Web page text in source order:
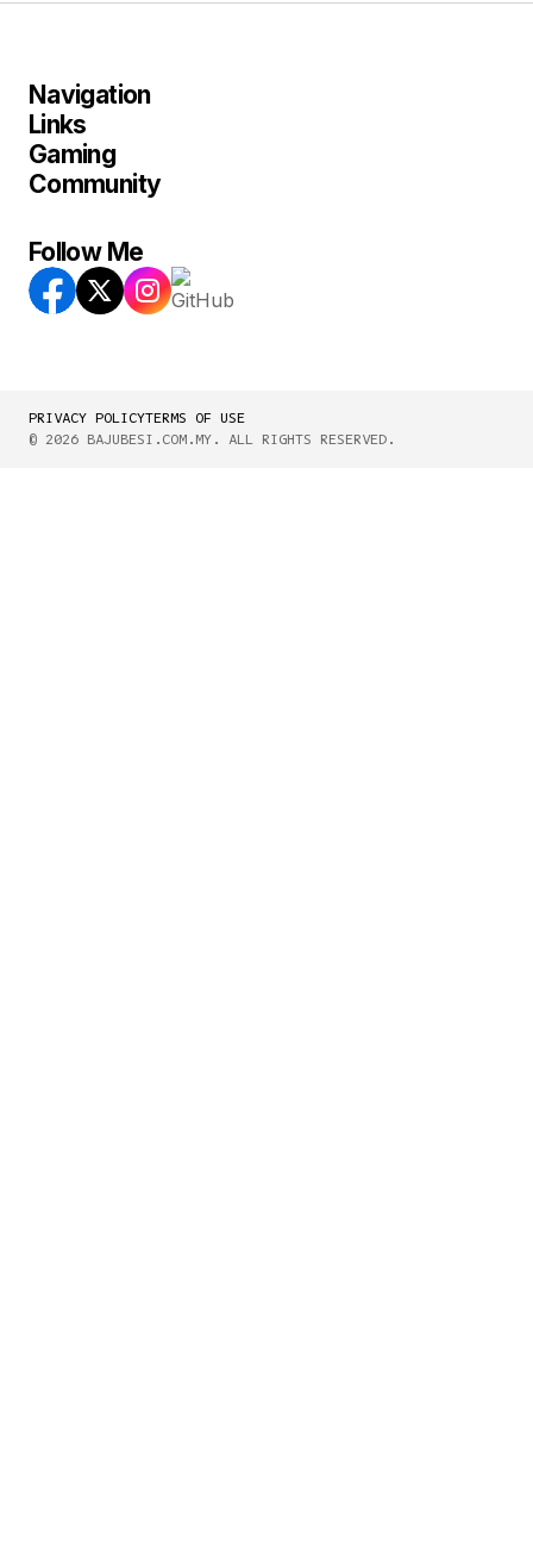
Navigation
Links
Gaming
Community
Follow Me
PRIVACY POLICYTERMS OF USE
© 2026 BAJUBESI.COM.MY. ALL RIGHTS RESERVED.